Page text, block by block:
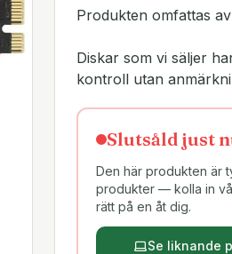
Produkten omfattas
Diskar som vi säljer
kontroll utan
Slutsåld just
Den här produkten är
produkter — kolla in
rätt på en åt dig.
Se liknande